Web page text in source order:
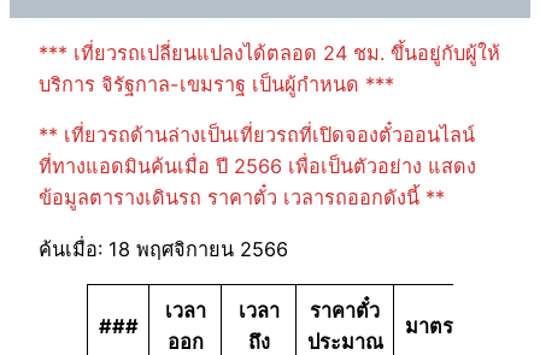
*** เที่ยวรถเปลี่ยนแปลงได้ตลอด 24 ชม. ขึ้นอยู่กับผู้ให้
บริการ จิรัฐกาล-เขมราฐ เป็นผู้กำหนด ***
** เที่ยวรถด้านล่างเป็นเที่ยวรถที่เปิดจองตั๋วออนไลน์
ที่ทางแอดมินค้นเมื่อ ปี 2566 เพื่อเป็นตัวอย่าง แสดง
ข้อมูลตารางเดินรถ ราคาตั๋ว เวลารถออกดังนี้ **
ค้นเมื่อ: 18 พฤศจิกายน 2566
###
เวลา
ออก
เวลา
ถึง
ราคาตั๋ว
ประมาณ
มาตรฐาน